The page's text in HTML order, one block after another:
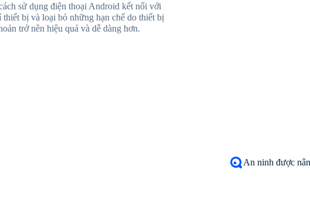
sử dụng điện thoại Android kết nối với
bị và loại bỏ những hạn chế do thiết bị
trở nên hiệu quả và dễ dàng hơn.
An ninh được